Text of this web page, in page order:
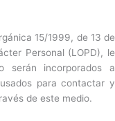
15/1999, de 13 de
Personal (LOPD), le
serán incorporados a
para contactar y
de este medio.